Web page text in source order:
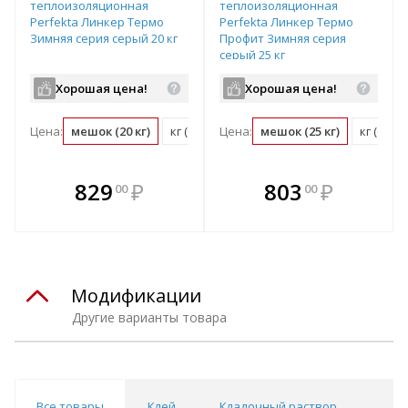
теплоизоляционная
Perfekta Линкер Термо
Зимняя серия серый 20 кг
Хорошая цена!
Цена: мешок (20 кг) кг (0.05 мешок)
829 00 ₽
В комплекте
всегда выгоднее!
теплоизоляционная
Perfekta Линкер Термо
Профит Зимняя серия
серый 25 кг
Хорошая цена!
Цена: мешок (25 кг) кг (0.04
В комплекте
всегда выгоднее!
803 00 ₽
Другие варианты товара
Модификации